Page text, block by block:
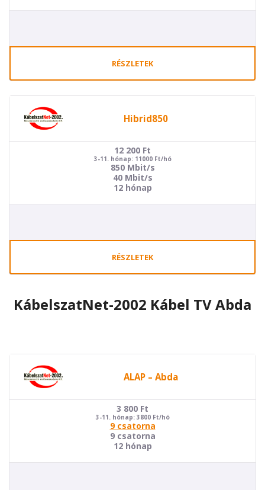
RÉSZLETEK
Hibrid850
12 200 Ft
3-11. hónap: 11000 Ft/hó
850 Mbit/s
40 Mbit/s
12 hónap
RÉSZLETEK
KábelszatNet-2002 Kábel TV Abda
ALAP – Abda
3 800 Ft
3-11. hónap: 3800 Ft/hó
9 csatorna
9 csatorna
12 hónap